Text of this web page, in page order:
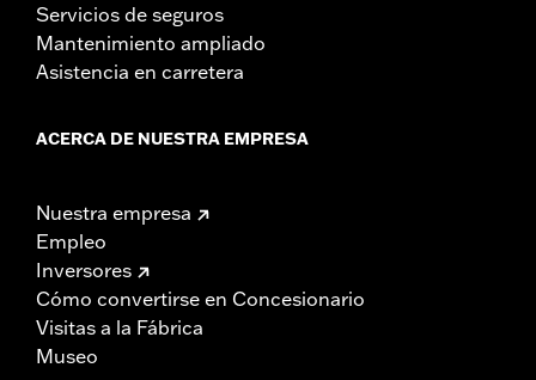
Servicios de seguros
Mantenimiento ampliado
Asistencia en carretera
ACERCA DE NUESTRA EMPRESA
Nuestra empresa
Empleo
Inversores
Cómo convertirse en Concesionario
Visitas a la Fábrica
Museo